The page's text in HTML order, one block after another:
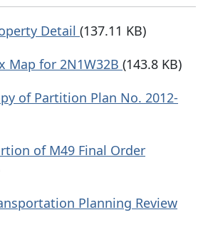
Detail (137.11 KB)
Map for 2N1W32B (143.8 KB)
of Partition Plan No. 2012-
of M49 Final Order
Planning Review